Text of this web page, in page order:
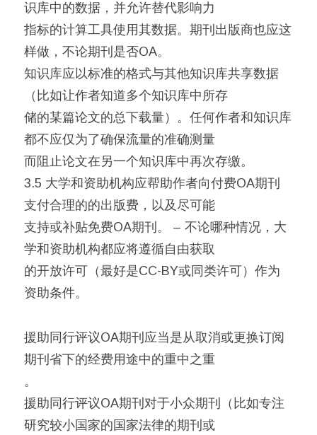
识库中的数据，并允许替代影响力
指标的计算工具使用其数据。期刊出版商也应这
样做，不论期刊是否OA。
知识库应以标准的格式与其他知识库共享数据
（比如让作者知道多个知识库中所存
储的某篇论文的总下载量）。任何作者和知识库
都不应仅为了确保流量的准确测量
而阻止论文在另一个知识库中再次存缴。
3.5 大学和资助机构应帮助作者向付费OA期刊
支付合理的的出版费，以及尽可能
支持或补贴免费OA期刊。 – 不论哪种情况，大
学和资助机构都应将遵循自由获取
的开放许可（最好是CC-BY或同类许可）作为
资助条件。
援助同行评议OA期刊应当是从取消或更换订阅
期刊省下的经费用途中的重中之重
。
援助同行评议OA期刊对于小众期刊（比如专注
研究较小国家的国家法律的期刊或